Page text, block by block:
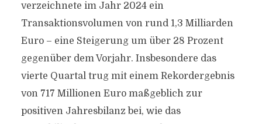
verzeichnete im Jahr 2024 ein
Transaktionsvolumen von rund 1,3 Milliarden
Euro – eine Steigerung um über 28 Prozent
gegenüber dem Vorjahr. Insbesondere das
vierte Quartal trug mit einem Rekordergebnis
von 717 Millionen Euro maßgeblich zur
positiven Jahresbilanz bei, wie das